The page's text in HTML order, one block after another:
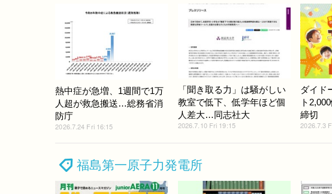
熱中症が急増、1週間で1万
人超が救急搬送…総務省消
防庁
2026.7.24 Fri 16:15
「聞き取る力」は騒がしい
教室で低下、低学年ほど個
人差大…同志社大
2026.7.10 Fri 19:15
ダイド
ト
締切
2026.7.3
福島第一原子力発電所